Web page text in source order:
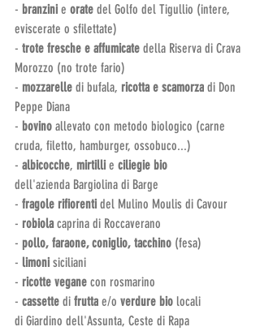
- branzini e orate del Golfo del Tigullio (intere,
eviscerate o sfilettate)
- trote fresche e affumicate della Riserva di Crava
Morozzo (no trote fario)
- mozzarelle di bufala, ricotta e scamorza di Don
Peppe Diana
- bovino allevato con metodo biologico (carne
cruda, filetto, hamburger, ossobuco...)
- albicocche, mirtilli e ciliegie bio
dell'azienda Bargiolina di Barge
- fragole rifiorenti del Mulino Moulis di Cavour
- robiola caprina di Roccaverano
- pollo, faraone, coniglio, tacchino (fesa)
- limoni siciliani
- ricotte vegane con rosmarino
- cassette di frutta e/o verdure bio locali
di Giardino dell'Assunta, Ceste di Rapa